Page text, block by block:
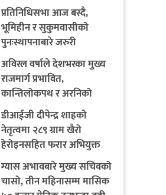
प्रतिनिधिसभा आज बस्दै,
भूमिहीन र सुकुमवासीको
पुनःस्थापनाबारे जरुरी
प्रस्तावमाथि छलफल हुने
अविरल वर्षाले देशभरका मुख्य
राजमार्ग प्रभावित,
कान्तिलोकपथ र अरनिको
राजमार्ग पूर्ण अवरुद्ध
डीआईजी दीपेन्द्र शाहको
नेतृत्वमा २८९ ग्राम खैरो
हेरोइनसहित फरार अभियुक्त
पक्राउ
ग्यास अभावबारे मुख्य सचिवको
चासो, तीन महिनासम्म मासिक